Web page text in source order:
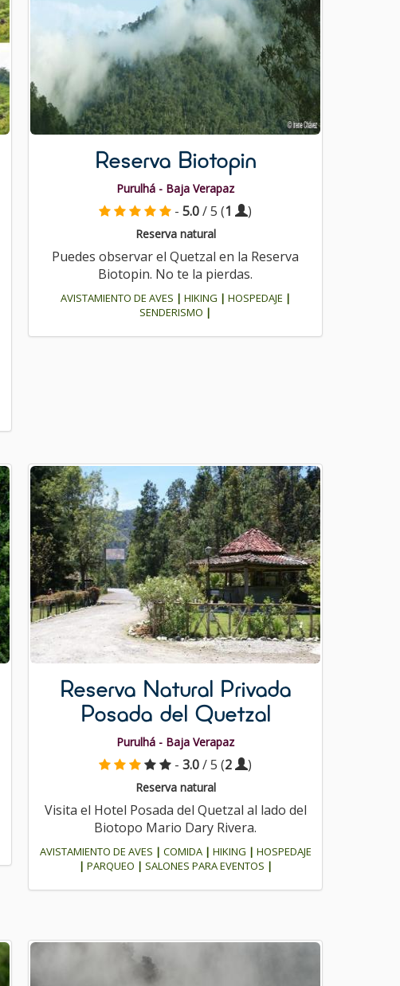
Reserva Biotopin
Purulhá - Baja Verapaz
- 5.0/ 5 (1 )
Reserva natural
Puedes observar el Quetzal en la Reserva
Biotopin. No te la pierdas.
AVISTAMIENTO DE AVES | HIKING | HOSPEDAJE |
SENDERISMO |
Reserva Natural Privada
Posada del Quetzal
Purulhá - Baja Verapaz
- 3.0/ 5 (2 )
Reserva natural
Visita el Hotel Posada del Quetzal al lado del
Biotopo Mario Dary Rivera.
AVISTAMIENTO DE AVES | COMIDA | HIKING | HOSPEDAJE
| PARQUEO | SALONES PARA EVENTOS |